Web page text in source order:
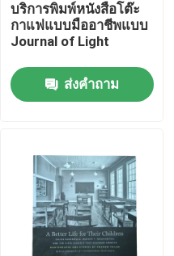
บริการพิมพ์หนังสือโต๊ะ
กาแฟแบบมืออาชีพแบบ
Journal of Light
ส่งคำถาม